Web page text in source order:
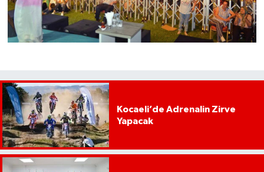
Kocaeli’de Adrenalin Zirve
Yapacak